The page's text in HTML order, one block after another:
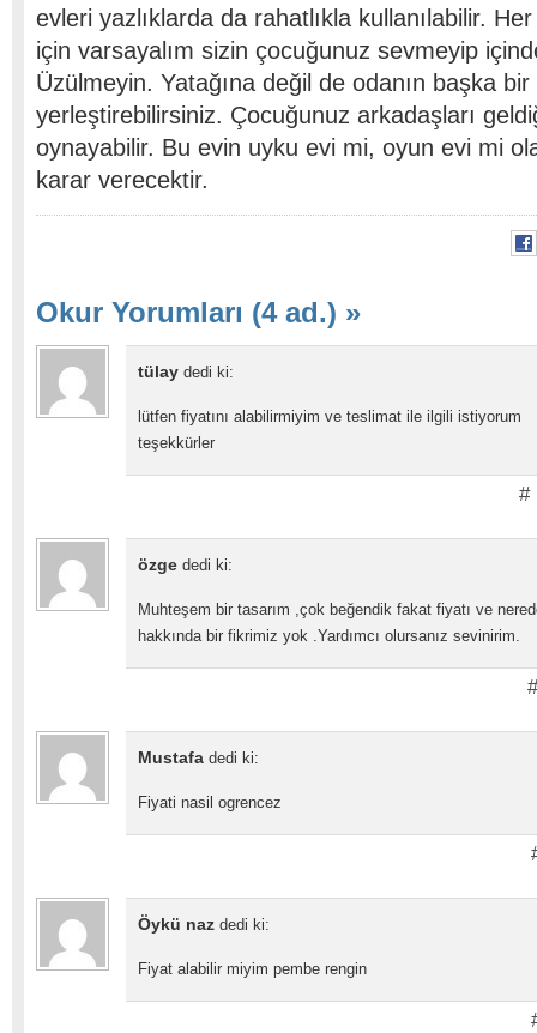
evleri yazlıklarda da rahatlıkla kullanılabilir.
için varsayalım sizin çocuğunuz sevmeyip
Üzülmeyin. Yatağına değil de odanın başka
yerleştirebilirsiniz. Çocuğunuz arkadaşları
oynayabilir. Bu evin uyku evi mi, oyun evi mi
karar verecektir.
Okur Yorumları (4 ad.) »
tülay dedi ki:
lütfen fiyatını alabilirmiyim ve teslimat ile ilgili istiyorum
teşekkürler
#
özge dedi ki:
Muhteşem bir tasarım ,çok beğendik fakat fiyatı ve
hakkında bir fikrimiz yok .Yardımcı olursanız sevinirim.
Mustafa dedi ki:
Fiyati nasil ogrencez
Öykü naz dedi ki:
Fiyat alabilir miyim pembe rengin